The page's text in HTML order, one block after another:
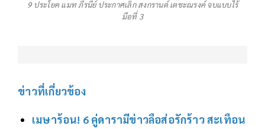
9 ประโยค แมท ภีรนีย์ ประกาศเลิก สงกรานต์ เตชะณรงค์ จบแบบไร้
มือที่ 3
ข่าวที่เกี่ยวข้อง
เมษาร้อน! 6 คู่ดารามีข่าวลือส่อรักร้าว สะเทือน